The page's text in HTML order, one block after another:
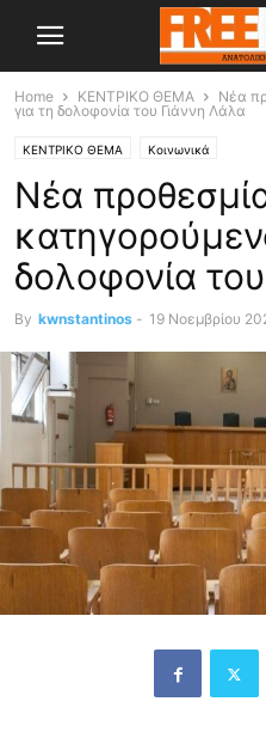
Home ΚΕΝΤΡΙΚΟ ΘΕΜΑ
Νέα
για τη δολοφονία του Γιάννη Λάλα
ΚΕΝΤΡΙΚΟ ΘΕΜΑ Κοινωνικά
Νέα
δολοφονία
By kwnstantinos - 19 Νοεμβρίου